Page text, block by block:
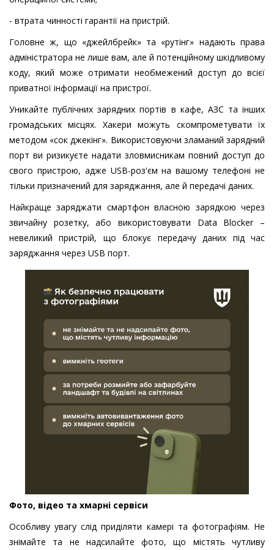
- втрата чинності гарантії на пристрій.
Головне ж, що «джейлбрейк» та «рутінг» надають права
адміністратора не лише вам, але й потенційному шкідливому
коду, який може отримати необмежений доступ до всієї
приватної інформації на пристрої.
Уникайте публічних зарядних портів в кафе, АЗС та інших
громадських місцях. Хакери можуть скомпрометувати їх
методом «сок джекінг». Використовуючи зламаний зарядний
порт ви ризикуєте надати зловмисникам повний доступ до
свого пристрою, адже USB-роз'єм на вашому телефоні не
тільки призначений для заряджання, але й передачі даних.
Найкраще заряджати смартфон власною зарядкою через
звичайну розетку, або використовувати Data Blocker –
невеликий пристрій, що блокує передачу даних під час
заряджання через USB порт.
Фото, відео та хмарні сервіси
Особливу увагу слід приділяти камері та фотографіям. Не
знімайте та не надсилайте фото, що містять чутливу